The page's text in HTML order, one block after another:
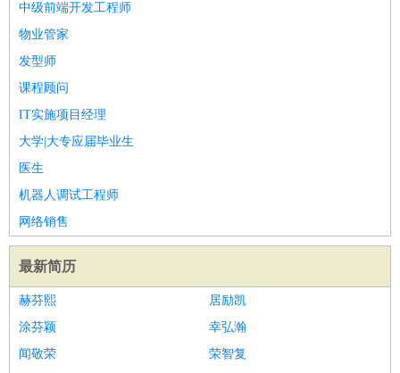
中级前端开发工程师
物业管家
发型师
课程顾问
IT实施项目经理
大学|大专应届毕业生
医生
机器人调试工程师
网络销售
最新简历
赫芬熙
居励凯
涂芬颖
幸弘瀚
闻敬荣
荣智复